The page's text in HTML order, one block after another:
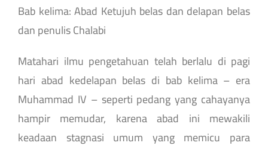
Bab kelima: Abad Ketujuh belas dan delapan belas
dan penulis Chalabi
Matahari ilmu pengetahuan telah berlalu di pagi
hari abad kedelapan belas di bab kelima – era
Muhammad IV – seperti pedang yang cahayanya
hampir memudar, karena abad ini mewakili
keadaan stagnasi umum yang memicu para